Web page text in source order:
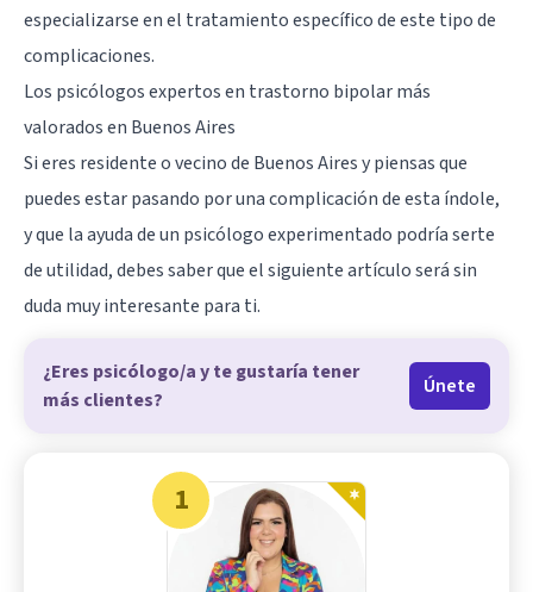
especializarse en el tratamiento específico de este tipo de
complicaciones.
Los psicólogos expertos en trastorno bipolar más
valorados en Buenos Aires
Si eres residente o vecino de Buenos Airesy piensas que
puedes estar pasando por una complicación de esta índole,
y que la ayuda de un psicólogo experimentado podría serte
de utilidad, debes saber que el siguiente artículo será sin
duda muy interesante para ti.
¿Eres psicólogo/a y te gustaría tener
más clientes?
Únete
1